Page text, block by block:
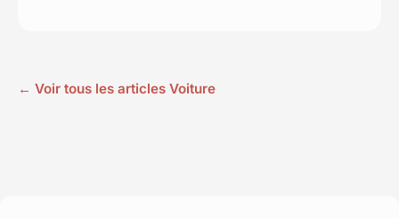
← Voir tous les articles Voiture